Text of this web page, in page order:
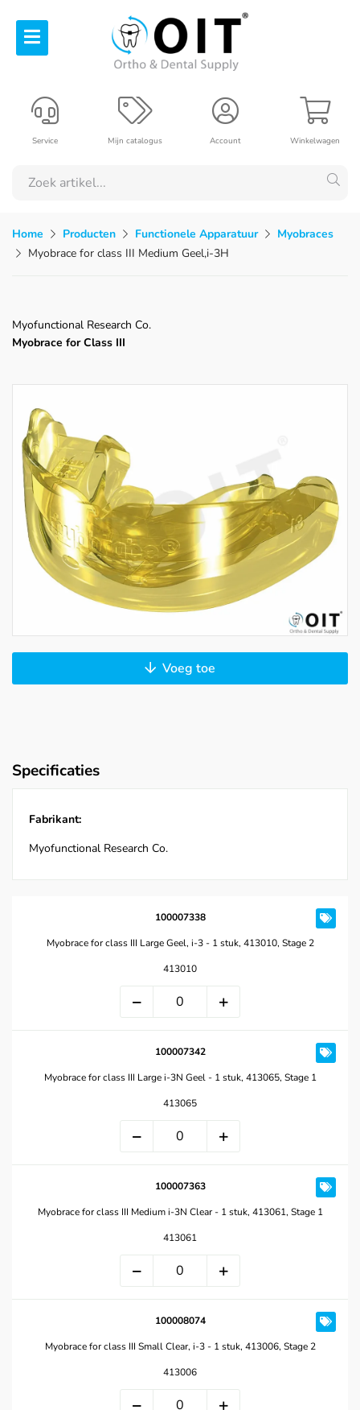
Winkelwagen
Account
Mijn catalogus
Service
Home Producten Functionele Apparatuur
Myobraces
Myobrace for class III Medium Geel,i-3H
Myofunctional Research Co.
Myobrace for Class III
Voeg toe
Specificaties
Fabrikant:
Myofunctional Research Co.
100007338
Myobrace for class III Large Geel, i-3 - 1 stuk, 413010, Stage 2
413010
100007342
Myobrace for class III Large i-3N Geel - 1 stuk, 413065, Stage 1
413065
100007363
Myobrace for class III Medium i-3N Clear - 1 stuk, 413061, Stage 1
413061
100008074
Myobrace for class III Small Clear, i-3 - 1 stuk, 413006, Stage 2
413006